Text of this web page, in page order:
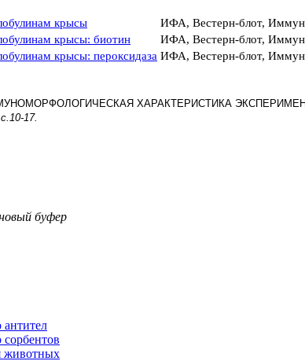
крысы ИФА, Вестерн-блот,
крысы: биотин
ИФА, Вестерн-блот,
крысы: пероксидаза ИФА, Вестерн-блот,
ХАРАКТЕРИСТИКА
17.
буфер
антител
животных